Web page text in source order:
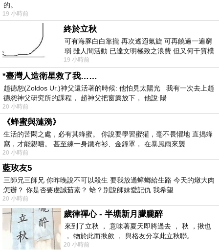
的。
19 小時前
終於立秋
可有海豚白白靠攏 再次遙迢氣旋 可再饒過一遍窮
弱 雖人間活動 已達文明極致之浪費 但又何干質樸
者 只能白白陪葬
19 小時前
*臺灣人造衛星救了我……
趙德恕(Zoldos Ur.)神父還活著的時候: 他怕見太陽光 我有一次去上趙
德恕神父研究所的課程， 趙神父把窗簾放下， 他說:陽
20 小時前
《蜂蜜與漣漪》
生活的苦悶之處，必有其蜂蜜。 你說要學習蜜獾，毫不畏懼地 直搗蜂
窩，才能親嚐。 甚至練一身鐵布衫、金鐘罩， 在暴風雨來襲
20 小時前
藍玫友5
三師兄三師兄 你昨晚說不可以殺生 要我放過蟑螂給生路 今天的燉大肉
怎辦？ 你是否要虔誠茹素？ 蛤？別說師妹愛記仇 我希望
20 小時前
歲律禪心 - 半塘新月朦朧醉
來到了立秋 ， 意味著夏天即將過去 ， 秋 ，揪也
， 物於此而揪歛 ， 與格友分享此立秋聯。
20 小時前